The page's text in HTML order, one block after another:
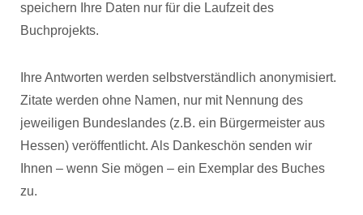
speichern Ihre Daten nur für die Laufzeit des
Buchprojekts.
Ihre Antworten werden selbstverständlich anonymisiert.
Zitate werden ohne Namen, nur mit Nennung des
jeweiligen Bundeslandes (z.B. ein Bürgermeister aus
Hessen) veröffentlicht. Als Dankeschön senden wir
Ihnen – wenn Sie mögen – ein Exemplar des Buches
zu.